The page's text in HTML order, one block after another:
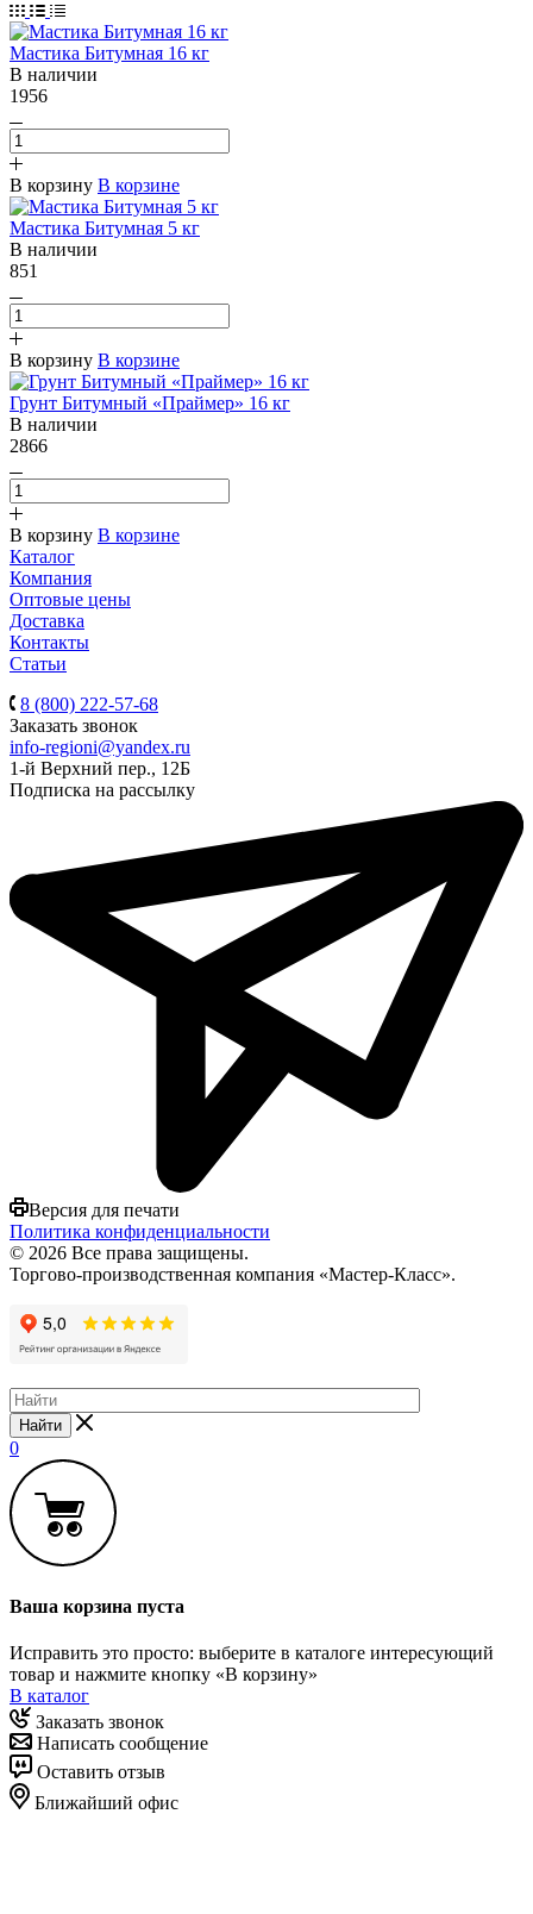
Мастика Битумная 16 кг
В наличии
1956
В корзину В корзине
Мастика Битумная 5 кг
В наличии
851
В корзину В корзине
Грунт Битумный «Праймер» 16 кг
В наличии
2866
В корзину В корзине
Каталог
Компания
Оптовые цены
Доставка
Контакты
Статьи
8 (800) 222-57-68
Заказать звонок
info-regioni@yandex.ru
1-й Верхний пер., 12Б
Подписка на рассылку
Версия для печати
Политика конфиденциальности
© 2026 Все права защищены.
Торгово-производственная компания «Мастер-Класс».
Найти
0
Ваша корзина пуста
Исправить это просто: выберите в каталоге интересующий
товар и нажмите кнопку «В корзину»
В каталог
Заказать звонок
Написать сообщение
Оставить отзыв
Ближайший офис